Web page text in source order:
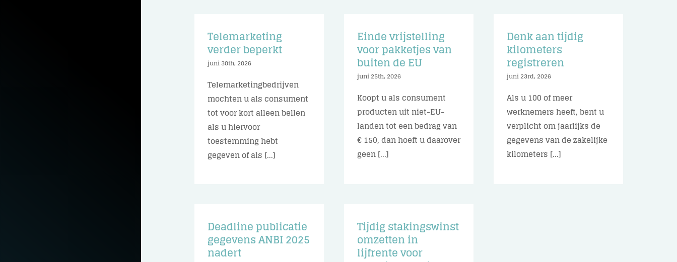
Telemarketing
verder beperkt
juni 30th, 2026
Telemarketingbedrijven
mochten u als consument
tot voor kort alleen bellen
als u hiervoor
toestemming hebt
gegeven of als [...]
Einde vrijstelling
voor pakketjes van
buiten de EU
juni 25th, 2026
Koopt u als consument
producten uit niet-EU-
landen tot een bedrag van
€ 150, dan hoeft u daarover
geen [...]
Denk aan tijdig
kilometers
registreren
juni 23rd, 2026
Als u 100 of meer
werknemers heeft, bent u
verplicht om jaarlijks de
gegevens van de zakelijke
kilometers [...]
Deadline publicatie
gegevens ANBI 2025
nadert
Tijdig stakingswinst
omzetten in
lijfrente voor